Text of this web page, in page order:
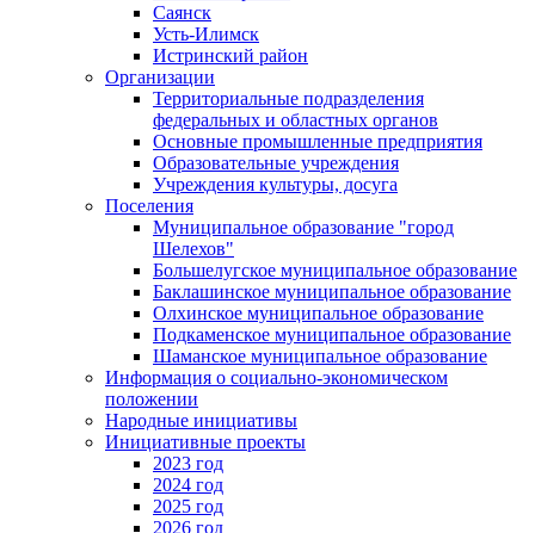
Саянск
Усть-Илимск
Истринский район
Организации
Территориальные подразделения
федеральных и областных органов
Основные промышленные предприятия
Образовательные учреждения
Учреждения культуры, досуга
Поселения
Муниципальное образование "город
Шелехов"
Большелугское муниципальное образование
Баклашинское муниципальное образование
Олхинское муниципальное образование
Подкаменское муниципальное образование
Шаманское муниципальное образование
Информация о социально-экономическом
положении
Народные инициативы
Инициативные проекты
2023 год
2024 год
2025 год
2026 год